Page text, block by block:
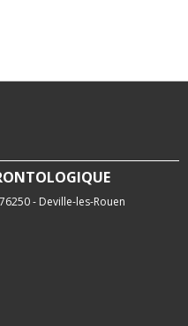
- Deville-les-Rouen